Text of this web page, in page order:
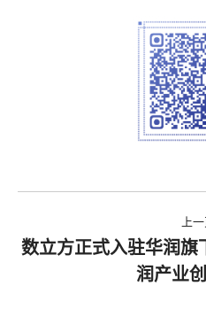
上
数立方正式入驻华润旗
润产业